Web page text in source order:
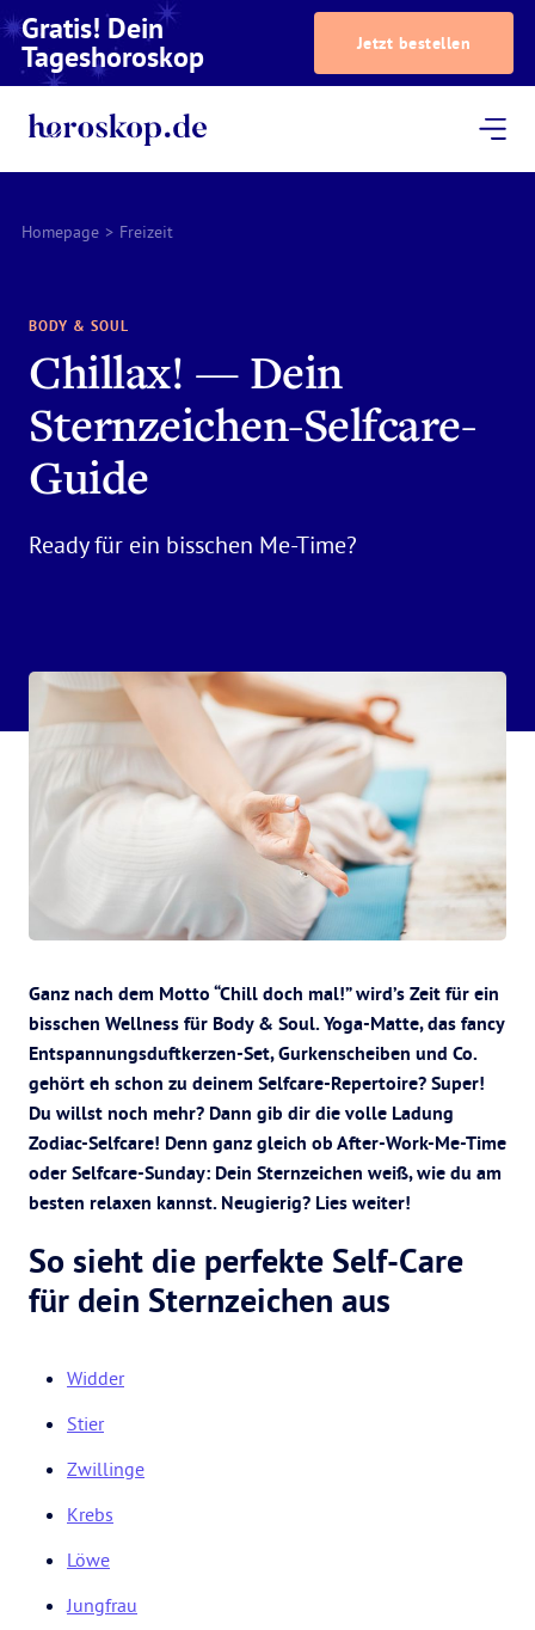
Gratis! Dein
Tageshoroskop Jetzt bestellen
Homepage > Freizeit
BODY & SOUL
Chillax! — Dein
Sternzeichen-Selfcare-
Guide
Ready für ein bisschen Me-Time?
Ganz nach dem Motto “Chill doch mal!” wird’s Zeit für ein
bisschen Wellness für Body & Soul. Yoga-Matte, das fancy
Entspannungsduftkerzen-Set, Gurkenscheiben und Co.
gehört eh schon zu deinem Selfcare-Repertoire? Super!
Du willst noch mehr? Dann gib dir die volle Ladung
Zodiac-Selfcare! Denn ganz gleich ob After-Work-Me-Time
oder Selfcare-Sunday: Dein Sternzeichen weiß, wie du am
besten relaxen kannst. Neugierig? Lies weiter!
So sieht die perfekte Self-Care
für dein Sternzeichen aus
Widder
Stier
Zwillinge
Krebs
Löwe
Jungfrau